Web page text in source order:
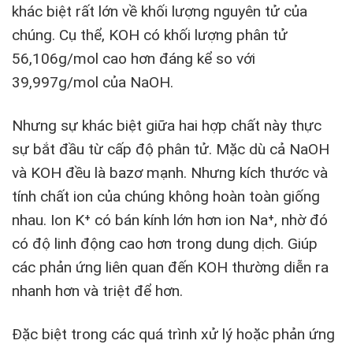
khác biệt rất lớn về khối lượng nguyên tử của
chúng. Cụ thể, KOH có khối lượng phân tử
56,106g/mol cao hơn đáng kể so với
39,997g/mol của NaOH.
Nhưng sự khác biệt giữa hai hợp chất này thực
sự bắt đầu từ cấp độ phân tử. Mặc dù cả NaOH
và KOH đều là bazơ mạnh. Nhưng kích thước và
tính chất ion của chúng không hoàn toàn giống
nhau. Ion K⁺ có bán kính lớn hơn ion Na⁺, nhờ đó
có độ linh động cao hơn trong dung dịch. Giúp
các phản ứng liên quan đến KOH thường diễn ra
nhanh hơn và triệt để hơn.
Đặc biệt trong các quá trình xử lý hoặc phản ứng